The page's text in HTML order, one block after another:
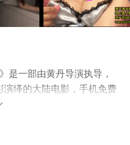
是一部由黄丹导演执导，
绎的大陆电影，手机免费
就上飘花影院，更多相关